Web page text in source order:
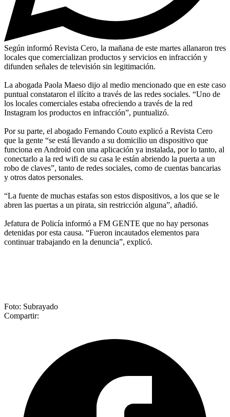
Según informó Revista Cero, la mañana de este martes allanaron tres
locales que comercializan productos y servicios en infracción y
difunden señales de televisión sin legitimación.
La abogada Paola Maeso dijo al medio mencionado que en este caso
puntual constataron el ilícito a través de las redes sociales. “Uno de
los locales comerciales estaba ofreciendo a través de la red
Instagram los productos en infracción”, puntualizó.
Por su parte, el abogado Fernando Couto explicó a Revista Cero
que la gente “se está llevando a su domicilio un dispositivo que
funciona en Android con una aplicación ya instalada, por lo tanto, al
conectarlo a la red wifi de su casa le están abriendo la puerta a un
robo de claves”, tanto de redes sociales, como de cuentas bancarias
y otros datos personales.
“La fuente de muchas estafas son estos dispositivos, a los que se le
abren las puertas a un pirata, sin restricción alguna”, añadió.
Jefatura de Policía informó a FM GENTE que no hay personas
detenidas por esta causa. “Fueron incautados elementos para
continuar trabajando en la denuncia”, explicó.
Foto: Subrayado
Compartir: